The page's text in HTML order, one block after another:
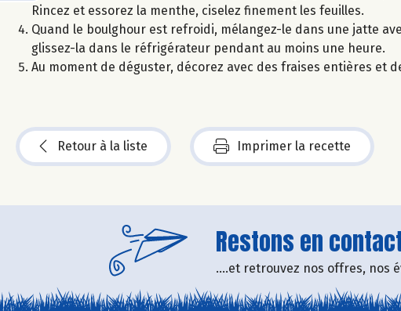
Rincez et essorez la menthe, ciselez finement les feuilles.
Quand le boulghour est refroidi, mélangez-le dans une jatte
glissez-la dans le réfrigérateur pendant au moins une heure.
Au moment de déguster, décorez avec des fraises entières et
Retour à la liste Imprimer la recette
Restons en
....et retrouvez nos offres, nos